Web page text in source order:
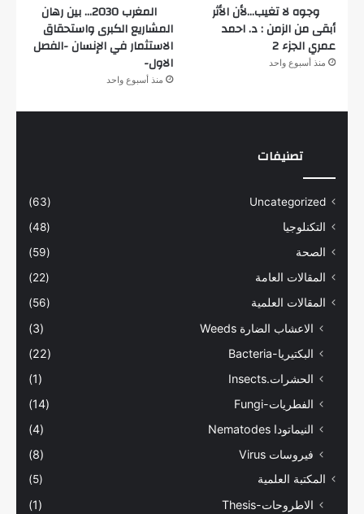
وجوه لا تغيب…لأن الأثر
أبقى من الزمن : د. احمد
عمري الجزء 2
منذ أسبوع واحد
المغرب 2030… بين رهان
المشاريع الكبرى واستحقاق
الاستثمار في الإنسان -الفصل
الاول-
منذ أسبوع واحد
تصنيفات
Uncategorized
(63)
التكنلوجيا
(48)
الصحة
(59)
المقالات العامة
(22)
المقالات العلمية
(56)
الاعشاب الضارة Weeds
(3)
البكتيريا-Bacteria
(22)
الحشرات.Insects
(1)
الفطريات-Fungi
(14)
النيماتودا Nematodes
(4)
فيروسات Virus
(8)
المكتبة العلمية (5)
الاطروحات-Thesis
(1)